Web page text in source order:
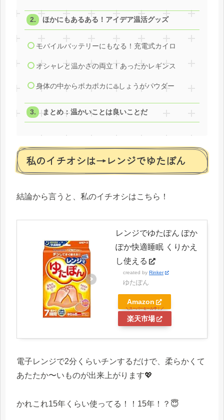
ほかにもあるある！アイデア温活グッズ
モバイルバッテリーにもなる！充電式カイロ
オシャレと温かさの両立！あったかレギンス
身体の中からポカポカに♨️しょうがパウダー
まとめ：温かいことは良いことだ
私のイチオシは→レンジでゆたぽん
結論から言うと、私のイチオシはこちら！
レンジでゆたぽん ぽか
ぽか快適睡眠 くりかえ
し使える
created by Rinker
ゆたぽん
Amazon
楽天市場
電子レンジで2分くらいチンするだけで、柔らかくて
あたたか〜いものが出来上がります💖
かれこれ15年くらい使ってる！！15年！？😇